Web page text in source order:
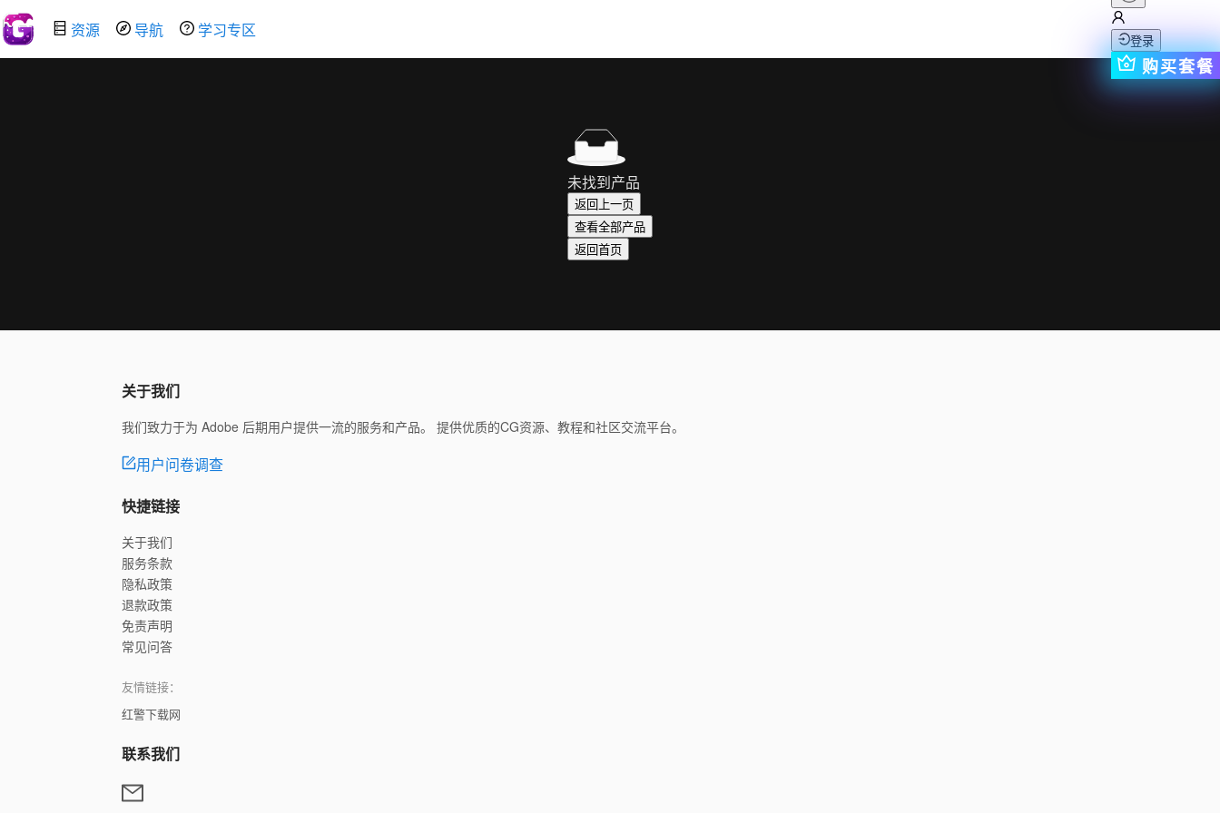
资源 导航 学习专区
登录
购买套餐
未找到产品
返回上一页
查看全部产品
返回首页
关于我们
我们致力于为 Adobe 后期用户提供一流的服务和产品。 提供优质的CG资源、教程和社区交流平台。
用户问卷调查
快捷链接
关于我们
服务条款
隐私政策
退款政策
免责声明
常见问答
友情链接：
红警下载网
联系我们